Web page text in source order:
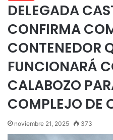
DELEGADA
CONFIRMA
CONTENEDOR
FUNCIONARÁ
CALABOZO
COMPLEJO DE
noviembre 21, 2025 373